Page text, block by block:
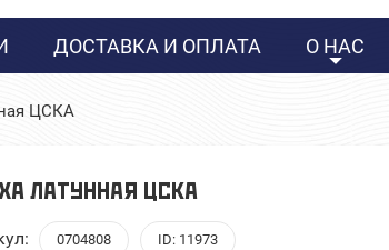
ДОСТАВКА И ОПЛАТА О НАС
ЦСКА
ЛАТУННАЯ ЦСКА
0704808 ID: 11973